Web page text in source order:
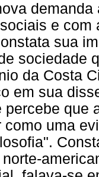
e com
sua
sociedade
da Costa
em sua
percebe que
como uma